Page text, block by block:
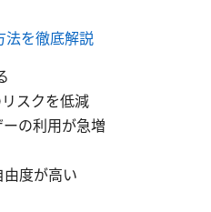
法を徹底解説
スクを低減
の利用が急増
度が高い